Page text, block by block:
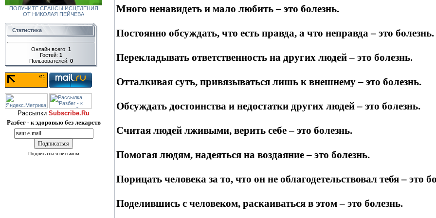
ПОЛУЧИТЕ СЕАНСЫ ИСЦЕЛЕНИЯ
ОТ НИКОЛАЯ ПЕЙЧЕВА
Статистика
Онлайн всего: 1
Гостей: 1
Пользователей: 0
Рассылки Subscribe.Ru
Разбег - к здоровью без лекарств
Подписаться письмом
Много ненавидеть и мало любить – это болезнь.
Постоянно обсуждать, что есть правда, а что неправда – это болезнь.
Перекладывать ответственность на других людей – это болезнь.
Отталкивая суть, привязываться лишь к внешнему – это болезнь.
Обсуждать достоинства и недостатки других людей – это болезнь.
Считая людей лживыми, верить себе – это болезнь.
Помогая людям, надеяться на воздаяние – это болезнь.
Порицать человека за то, что он не облагодетельствовал тебя – это
Поделившись с человеком, раскаиваться в этом – это болезнь.